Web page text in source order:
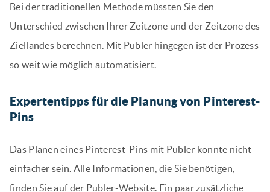
Bei der traditionellen Methode müssten Sie den
Unterschied zwischen Ihrer Zeitzone und der Zeitzone des
Ziellandes berechnen. Mit Publer hingegen ist der Prozess
so weit wie möglich automatisiert.
Expertentipps für die Planung von Pinterest-
Pins
Das Planen eines Pinterest-Pins mit Publer könnte nicht
einfacher sein. Alle Informationen, die Sie benötigen,
finden Sie auf der Publer-Website. Ein paar zusätzliche